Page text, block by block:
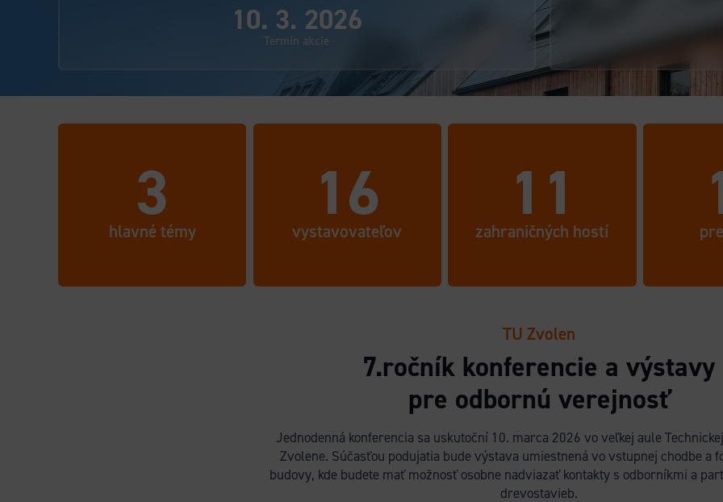
10. 3. 2026
Termín akcie
3
hlavné témy 16
vystavovateľov 11
zahraničných hostí
TU Zvolen
7.ročník konferencie a výstavy
pre odbornú verejnosť
Jednodenná konferencia sa uskutoční 10. marca 2026 vo veľkej aule
Zvolene. Súčasťou podujatia bude výstava umiestnená vo vstupnej chodbe a
budovy, kde budete mať možnosť osobne nadviazať kontakty s odborníkmi a
drevostavieb.